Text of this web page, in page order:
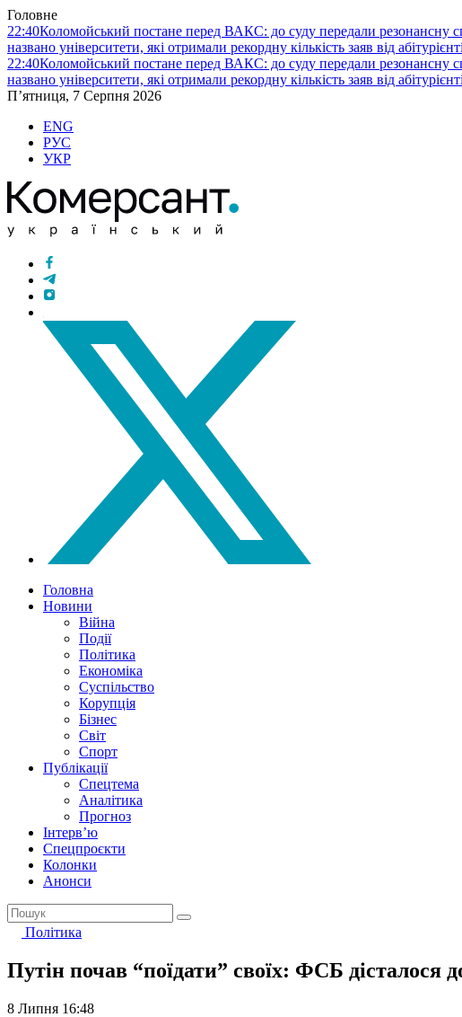
Головне
22:40Коломойський постане перед ВАКС: до суду передали резонансну
названо університети, які отримали рекордну кількість заяв від
22:40Коломойський постане перед ВАКС: до суду передали резонансну
названо університети, які отримали рекордну кількість заяв від
П’ятниця, 7 Серпня 2026
ENG
РУС
УКР
Головна
Новини
Війна
Події
Політика
Економіка
Суспільство
Корупція
Бізнес
Світ
Спорт
Публікації
Спецтема
Аналітика
Прогноз
Інтерв’ю
Спецпроєкти
Колонки
Анонси
Політика
Путін почав “поїдати” своїх: ФСБ дісталося
8 Липня 16:48